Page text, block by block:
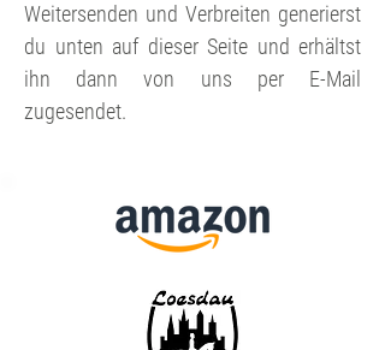
Weitersenden und Verbreiten generierst
du unten auf dieser Seite und erhältst
ihn dann von uns per E-Mail
zugesendet.